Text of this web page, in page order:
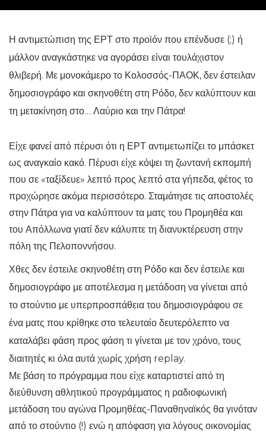
Η αντιμετώπιση της ΕΡΤ στο προϊόν που επένδυσε (;) ή
μάλλον αναγκάστηκε να αγοράσει είναι τουλάχιστον
θλιβερή. Με μονοκάμερο το Κολοσσός-ΠΑΟΚ, δεν έστειλαν
δημοσιογράφο και σκηνοθέτη στη Ρόδο, δεν καλύπτουν και
τη μετακίνηση στο… Λαύριο και την Πάτρα!
Είχε φανεί από πέρυσι ότι η ΕΡΤ αντιμετωπίζει το μπάσκετ
ως αναγκαίο κακό. Πέρυσι είχε κόψει τη ζωντανή εκπομπή
που σε «ταξίδευε» λεπτό προς λεπτό στα γήπεδα, φέτος το
προχώρησε ακόμα περισσότερο. Σταμάτησε τις αποστολές
στην Πάτρα για να καλύπτουν τα ματς του Προμηθέα και
του Απόλλωνα γιατί δεν κάλυπτε τη διανυκτέρευση στην
πόλη της Πελοποννήσου.
Χθες δεν έστειλε σκηνοθέτη στη Ρόδο και δεν έστειλε και
δημοσιογράφο με αποτέλεσμα η μετάδοση να γίνεται από
το στούντιο με υπερπροσπάθεια του δημοσιογράφου σε
ένα ματς που κρίθηκε στο τελευταίο δευτερόλεπτο να
καταλάβει φάση προς φάση τι γίνεται με τον χρόνο, τους
διαιτητές κι όλα αυτά χωρίς χρήση replay.
Με βάση το πρόγραμμα που είχε καταρτιστεί από τη
διεύθυνση αθλητικού προγράμματος η ραδιοφωνική
μετάδοση του αγώνα Προμηθέας-Παναθηναϊκός θα γινόταν
από το στούντιο (!) ενώ η απόφαση για λόγους οικονομίας